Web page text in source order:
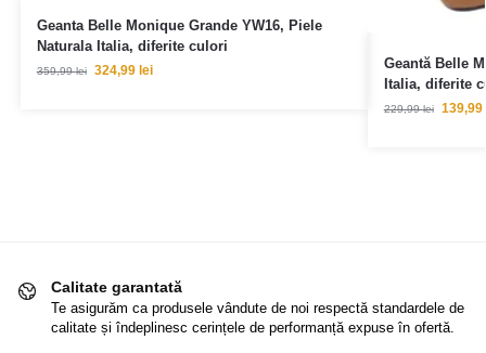
Geanta Belle Monique Grande YW16, Piele
Naturala Italia, diferite culori
359,99lei 324,99 lei
Geantă Belle
Italia, diferite
229,99lei 139,99
Calitate garantată
Te asigurăm ca produsele vândute de noi respectă standardele de
calitate și îndeplinesc cerințele de performanță expuse în ofertă.